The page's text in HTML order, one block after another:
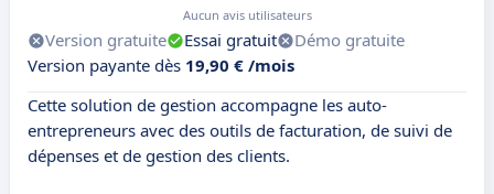
Aucun avis utilisateurs
Version gratuite Essai gratuit
Démo gratuite
Version payante dès 19,90 € /mois
Cette solution de gestion accompagne les auto-
entrepreneurs avec des outils de facturation, de suivi de
dépenses et de gestion des clients.